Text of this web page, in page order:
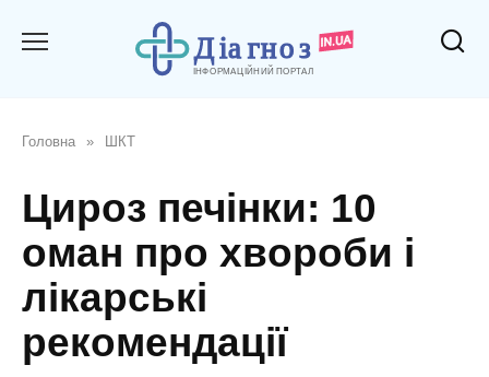
Головна » ШКТ
Цироз печінки: 10
оман про хвороби і
лікарські
рекомендації